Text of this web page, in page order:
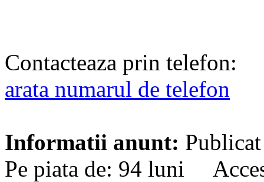
Contacteaza prin telefon:
arata numarul de telefon
Informatii anunt:
Pe piata de: 94 luni